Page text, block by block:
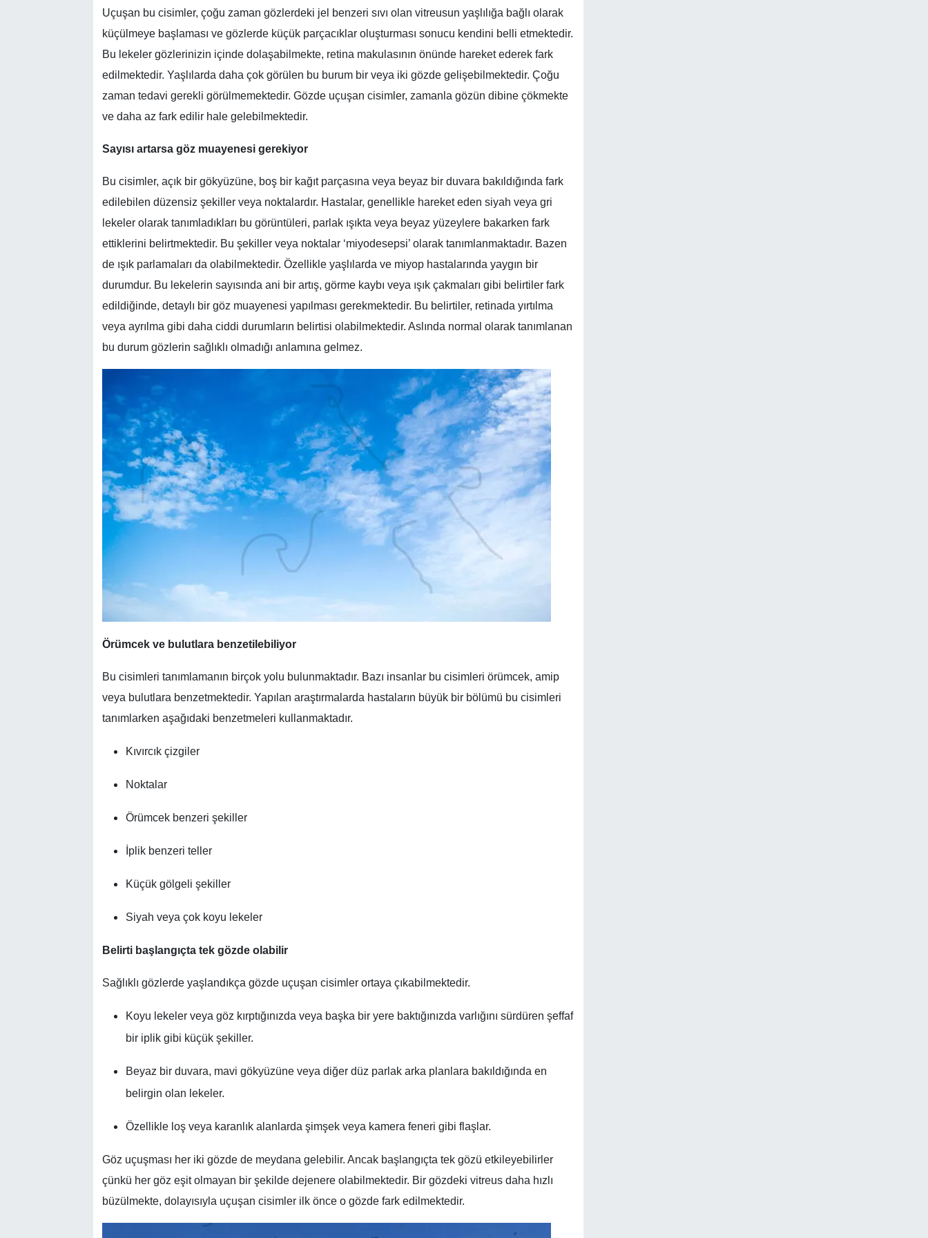
Uçuşan bu cisimler, çoğu zaman gözlerdeki jel benzeri sıvı olan vitreusun yaşlılığa bağlı olarak
küçülmeye başlaması ve gözlerde küçük parçacıklar oluşturması sonucu kendini belli etmektedir.
Bu lekeler gözlerinizin içinde dolaşabilmekte, retina makulasının önünde hareket ederek fark
edilmektedir. Yaşlılarda daha çok görülen bu burum bir veya iki gözde gelişebilmektedir. Çoğu
zaman tedavi gerekli görülmemektedir. Gözde uçuşan cisimler, zamanla gözün dibine çökmekte
ve daha az fark edilir hale gelebilmektedir.
Sayısı artarsa göz muayenesi gerekiyor
Bu cisimler, açık bir gökyüzüne, boş bir kağıt parçasına veya beyaz bir duvara bakıldığında fark
edilebilen düzensiz şekiller veya noktalardır. Hastalar, genellikle hareket eden siyah veya gri
lekeler olarak tanımladıkları bu görüntüleri, parlak ışıkta veya beyaz yüzeylere bakarken fark
ettiklerini belirtmektedir. Bu şekiller veya noktalar ‘miyodesepsi’ olarak tanımlanmaktadır. Bazen
de ışık parlamaları da olabilmektedir. Özellikle yaşlılarda ve miyop hastalarında yaygın bir
durumdur. Bu lekelerin sayısında ani bir artış, görme kaybı veya ışık çakmaları gibi belirtiler fark
edildiğinde, detaylı bir göz muayenesi yapılması gerekmektedir. Bu belirtiler, retinada yırtılma
veya ayrılma gibi daha ciddi durumların belirtisi olabilmektedir. Aslında normal olarak tanımlanan
bu durum gözlerin sağlıklı olmadığı anlamına gelmez.
Örümcek ve bulutlara benzetilebiliyor
Bu cisimleri tanımlamanın birçok yolu bulunmaktadır. Bazı insanlar bu cisimleri örümcek, amip
veya bulutlara benzetmektedir. Yapılan araştırmalarda hastaların büyük bir bölümü bu cisimleri
tanımlarken aşağıdaki benzetmeleri kullanmaktadır.
Kıvırcık çizgiler
Noktalar
Örümcek benzeri şekiller
İplik benzeri teller
Küçük gölgeli şekiller
Siyah veya çok koyu lekeler
Belirti başlangıçta tek gözde olabilir
Sağlıklı gözlerde yaşlandıkça gözde uçuşan cisimler ortaya çıkabilmektedir.
Koyu lekeler veya göz kırptığınızda veya başka bir yere baktığınızda varlığını sürdüren şeffaf
bir iplik gibi küçük şekiller.
Beyaz bir duvara, mavi gökyüzüne veya diğer düz parlak arka planlara bakıldığında en
belirgin olan lekeler.
Özellikle loş veya karanlık alanlarda şimşek veya kamera feneri gibi flaşlar.
Göz uçuşması her iki gözde de meydana gelebilir. Ancak başlangıçta tek gözü etkileyebilirler
çünkü her göz eşit olmayan bir şekilde dejenere olabilmektedir. Bir gözdeki vitreus daha hızlı
büzülmekte, dolayısıyla uçuşan cisimler ilk önce o gözde fark edilmektedir.